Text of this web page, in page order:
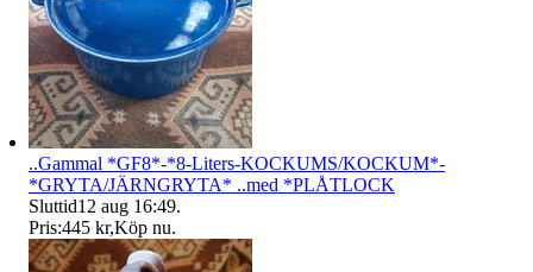
..Gammal *GF8*-*8-Liters-KOCKUMS/KOCKUM*-
*GRYTA/JÄRNGRYTA* ..med *PLÅTLOCK
Sluttid12 aug 16:49.
Pris:445 kr,Köp nu.